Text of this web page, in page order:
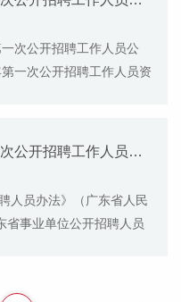
次公开招聘工作人员公
一次公开招聘工作人员资
广州市社会科学院2020年第二次公开招聘工作人员公告
员办法》（广东省人民
省事业单位公开招聘人员